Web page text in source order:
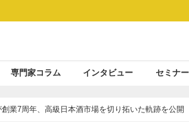
専門家コラム インタビュー セミナ
業7周年、高級日本酒市場を切り拓いた軌跡を公開